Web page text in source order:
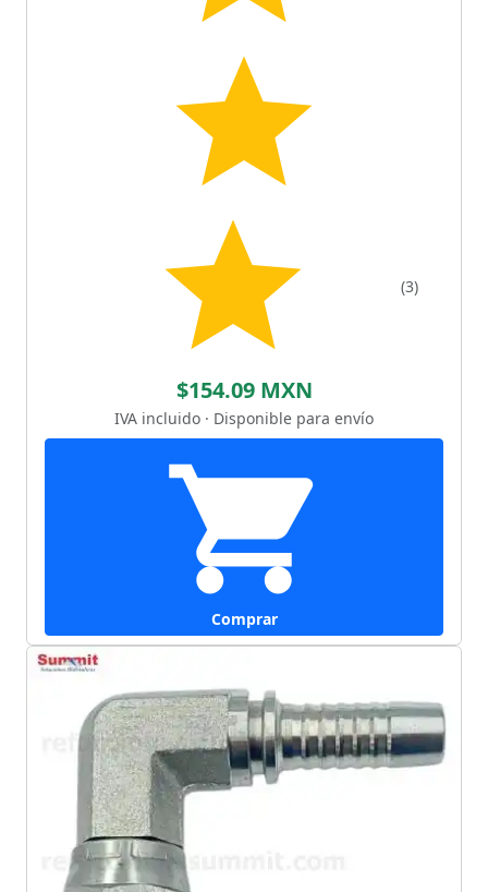
(3)
$154.09 MXN
IVA incluido · Disponible para envío
Comprar